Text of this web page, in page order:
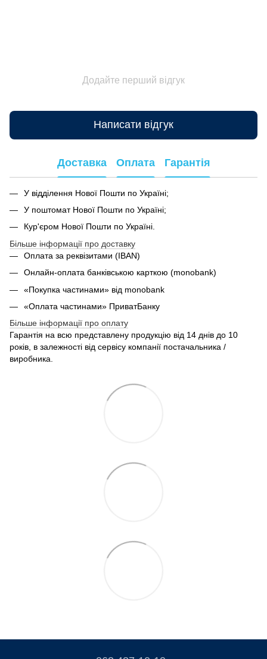
Додайте перший відгук
Написати відгук
Доставка Оплата Гарантія
У відділення Нової Пошти по Україні;
У поштомат Нової Пошти по Україні;
Кур'єром Нової Пошти по Україні.
Більше інформації про доставку
Оплата за реквізитами (IBAN)
Онлайн-оплата банківською карткою (monobank)
«Покупка частинами» від monobank
«Оплата частинами» ПриватБанку
Більше інформації про оплату
Гарантія на всю представлену продукцію від 14 днів до 10
років, в залежності від сервісу компанії постачальника /
виробника.